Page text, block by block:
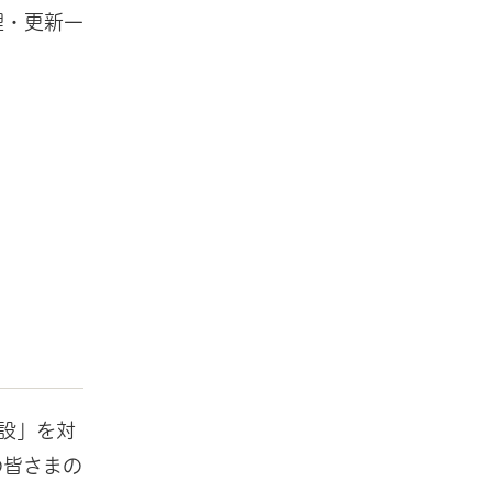
更新一
」を対
さまの